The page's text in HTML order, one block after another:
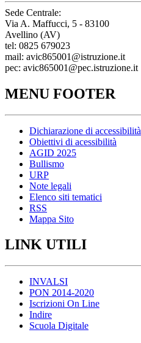
Sede Centrale:
Via A. Maffucci, 5 - 83100
Avellino (AV)
tel: 0825 679023
mail: avic865001@istruzione.it
pec: avic865001@pec.istruzione.it
MENU FOOTER
Dichiarazione di accessibilità
Obiettivi di acessibilità
AGID 2025
Bullismo
URP
Note legali
Elenco siti tematici
RSS
Mappa Sito
LINK UTILI
INVALSI
PON 2014-2020
Iscrizioni On Line
Indire
Scuola Digitale